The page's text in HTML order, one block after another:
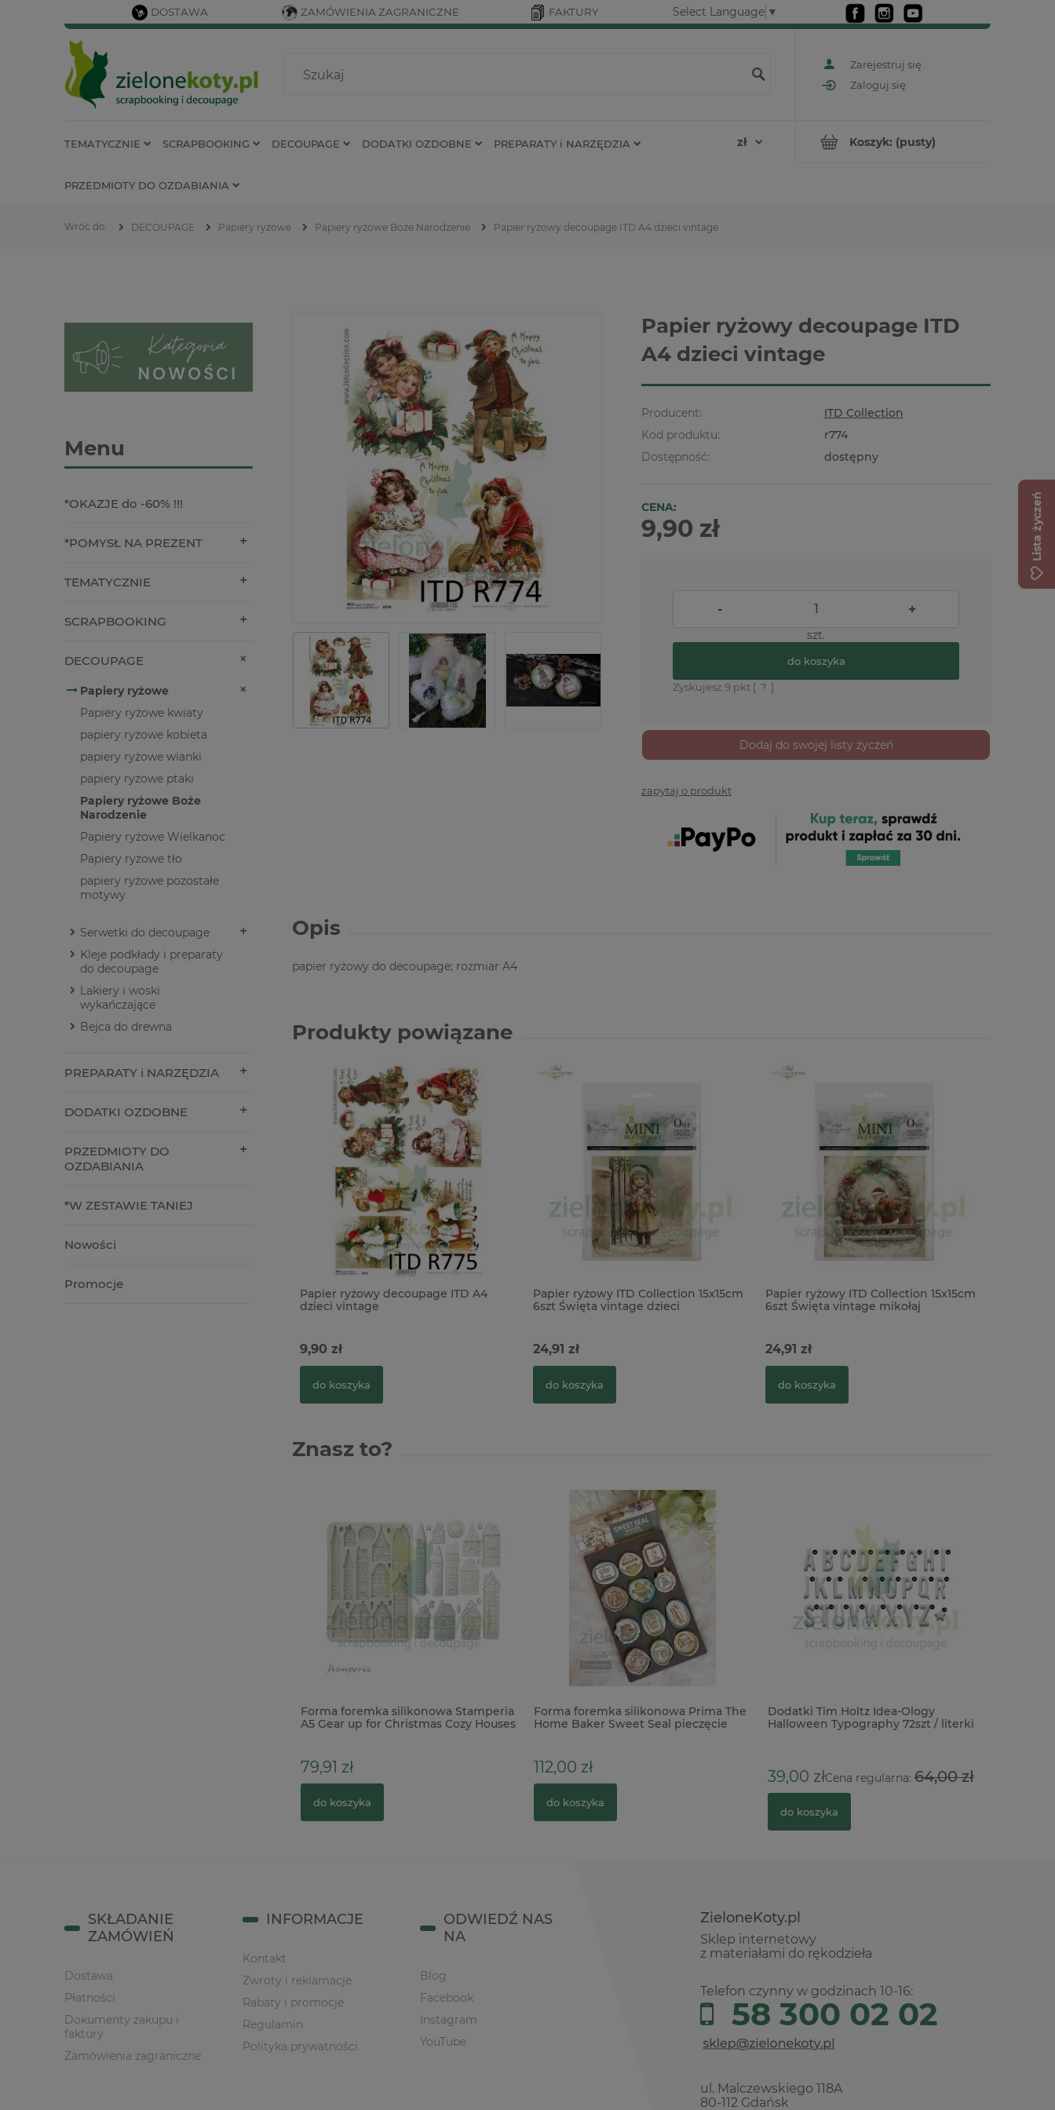
DOSTAWA ZAMÓWIENIA ZAGRANICZNE FAKTURY Select Language ▼
Zarejestruj się
Zaloguj się
Koszyk: (pusty)
TEMATYCZNIE SCRAPBOOKING DECOUPAGE DODATKI OZDOBNE PREPARATY i NARZĘDZIA
PRZEDMIOTY DO OZDABIANIA
DECOUPAGE Papiery ryżowe Papiery ryżowe Boże Narodzenie Papier ryżowy decoupage ITD A4 dzieci vintage
Menu
*OKAZJE do -60% !!!
*POMYSŁ NA PREZENT
TEMATYCZNIE
SCRAPBOOKING
DECOUPAGE
Papiery ryżowe
Papiery ryżowe kwiaty
papiery ryżowe kobieta
papiery ryżowe wianki
papiery ryżowe ptaki
Papiery ryżowe Boże
Narodzenie
Papiery ryżowe Wielkanoc
Papiery ryżowe tło
papiery ryżowe pozostałe
motywy
Serwetki do decoupage
Kleje podkłady i preparaty
do decoupage
Lakiery i woski
wykańczające
Bejca do drewna
PREPARATY i NARZĘDZIA
DODATKI OZDOBNE
PRZEDMIOTY DO
OZDABIANIA
*W ZESTAWIE TANIEJ
Nowości
Promocje
Papier ryżowy decoupage ITD
A4 dzieci vintage
Producent:
ITD Collection
Kod produktu:
r774
Dostępność:
dostępny
CENA:
9,90 zł
- +
szt.
do koszyka
Zyskujesz 9 pkt [ ? ]
Dodaj do swojej listy życzeń
zapytaj o produkt
Opis
papier ryżowy do decoupage; rozmiar A4
Produkty powiązane
Papier ryżowy decoupage ITD A4
dzieci vintage
9,90 zł
do koszyka
Papier ryżowy ITD Collection 15x15cm
6szt Święta vintage dzieci
24,91 zł
do koszyka
Papier ryżowy ITD Collection 15x15cm
6szt Święta vintage mikołaj
24,91 zł
do koszyka
Znasz to?
Forma foremka silikonowa Stamperia
A5 Gear up for Christmas Cozy Houses
79,91 zł
do koszyka
Forma foremka silikonowa Prima The
Home Baker Sweet Seal pieczęcie
112,00 zł
do koszyka
Dodatki Tim Holtz Idea-Ology
Halloween Typography 72szt / literki
39,00 złCena regularna:64,00 zł
do koszyka
ZieloneKoty.pl
Sklep internetowy
z materiałami do rękodzieła
Telefon czynny w godzinach 10-16:
58 300 02 02
ul. Malczewskiego 118A
80-112 Gdańsk
SKŁADANIE
ZAMÓWIEŃ
Dostawa
Płatności
Dokumenty zakupu i
faktury
Zamówienia zagraniczne
INFORMACJE
Kontakt
Zwroty i reklamacje
Rabaty i promocje
Regulamin
Polityka prywatności
ODWIEDŹ NAS
NA
Blog
Facebook
Instagram
YouTube
Lista życzeń